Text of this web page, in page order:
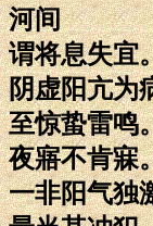
河间
谓将息失宜
阴虚阳亢为
至惊蛰雷鸣
夜寤不肯寐
一非阳气独